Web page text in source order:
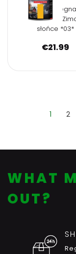
NJORD
drewna 2,5l
słońce *03*
€21.99
1 2
WHAT
OUT?